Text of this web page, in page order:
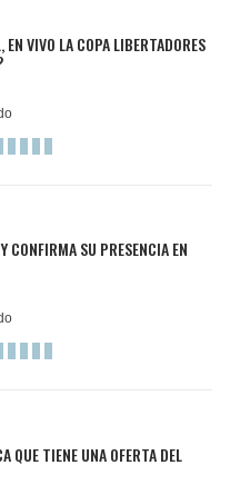
VIVO LA COPA LIBERTADORES
CONFIRMA SU PRESENCIA EN
QUE TIENE UNA OFERTA DEL